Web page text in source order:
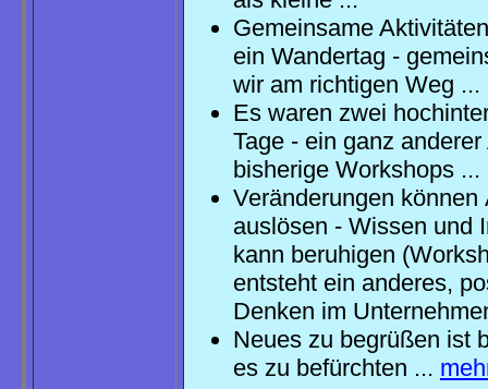
Gemeinsame
ein Wandertag -
wir am richtigen Weg ...
Es waren zwei
Tage - ein ganz
bisherige Workshops ...
Veränderungen können
auslösen - Wissen und
kann beruhigen
entsteht ein anderes,
Denken im
Neues zu begrüßen ist
es zu befürchten ...